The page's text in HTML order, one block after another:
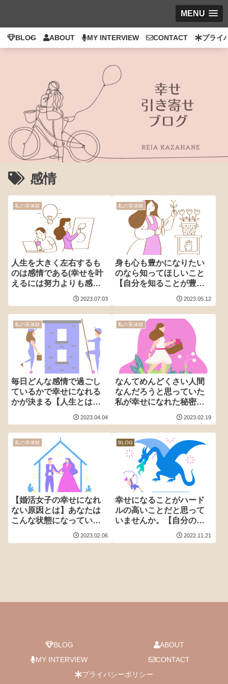
MENU
BLOG ABOUT MY INTERVIEW CONTACT プライ
感情
私の実体験
人生を大きく左右するも
のは感情である(幸せを叶
えるには努力よりも感情
2023.07.03
私の実体験
身も心も豊かになりたい
のなら知ってほしいこと
【自分を知ることが豊か
2023.05.12
私の実体験
毎日どんな感情で過ごし
ているかで幸せになれる
かが決まる【人生とは毎
2023.04.04
私の実体験
なんてめんどくさい人間
なんだろうと思っていた
私が幸せになれた秘密の
2023.02.19
私の実体験
【婚活女子の幸せになれ
ない原因とは】あなたは
こんな状態になっていま
2023.02.06
BLOG
幸せになることがハード
ルの高いことだと思って
いませんか。【自分の経
験と感情を活かす生き
2022.11.21
BLOG
ABOUT
MY INTERVIEW
CONTACT
プライバシーポリシー